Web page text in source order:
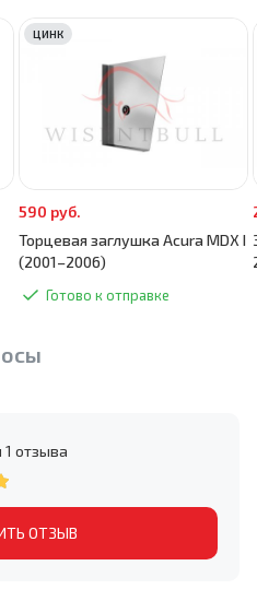
590 руб.
Торцевая заглушка Acura MDX I
(2001–2006)
Готово к отправке
ЦИНК
1 отзыва
ОТЗЫВ